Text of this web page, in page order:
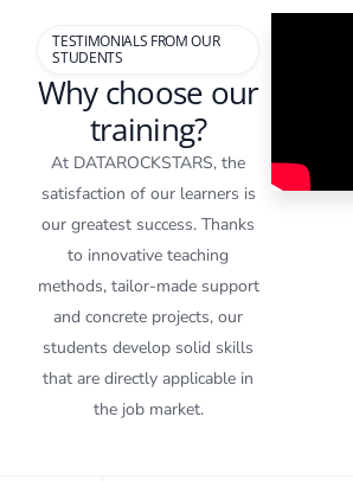
TESTIMONIALS FROM OUR
STUDENTS
Why choose our
training?
At DATAROCKSTARS, the
satisfaction of our learners is
our greatest success. Thanks
to innovative teaching
methods, tailor-made support
and concrete projects, our
students develop solid skills
that are directly applicable in
the job market.